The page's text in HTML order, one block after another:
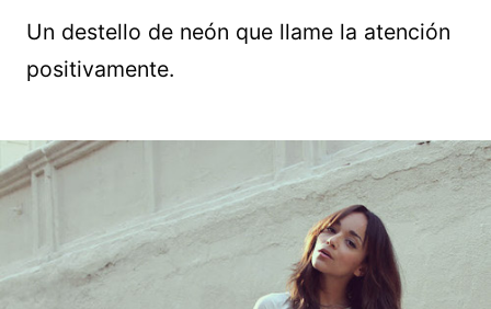
Un destello de neón que llame la atención
positivamente.